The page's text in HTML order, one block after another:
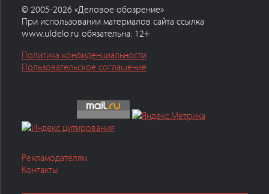
© 2005-2026 «Деловое обозрение»
При использовании материалов сайта ссылка
www.uldelo.ru обязательна. 12+
Политика конфиденциальности
Пользовательское соглашение
Рекламодателям
Контакты